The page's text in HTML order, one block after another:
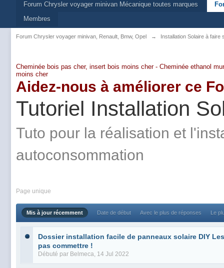
Forum Chrysler voyager minivan Mécanique toutes marques
Membres
Forum Chrysler voyager minivan, Renault, Bmw, Opel → Installation Solaire à faire
Cheminée bois pas cher, insert bois moins cher - Cheminée ethanol
moins cher
Aidez-nous à améliorer ce
Tutoriel Installation
Tuto pour la réalisation et
autoconsommation
Page unique
Mis à jour récemment Date de début Avec le plus de réponses Le
Dossier installation facile de panneaux solaire DIY
pas commettre !
Débuté par Belmeca, 14 Jul 2022